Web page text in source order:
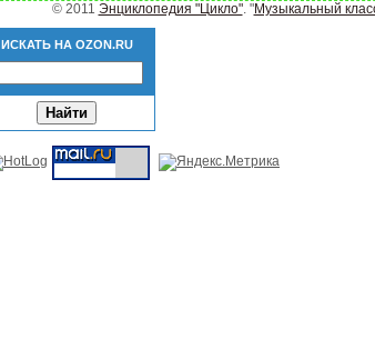
© 2011 Энциклопедия "Цикло". "Музыкальный
ИСКАТЬ НА OZON.RU